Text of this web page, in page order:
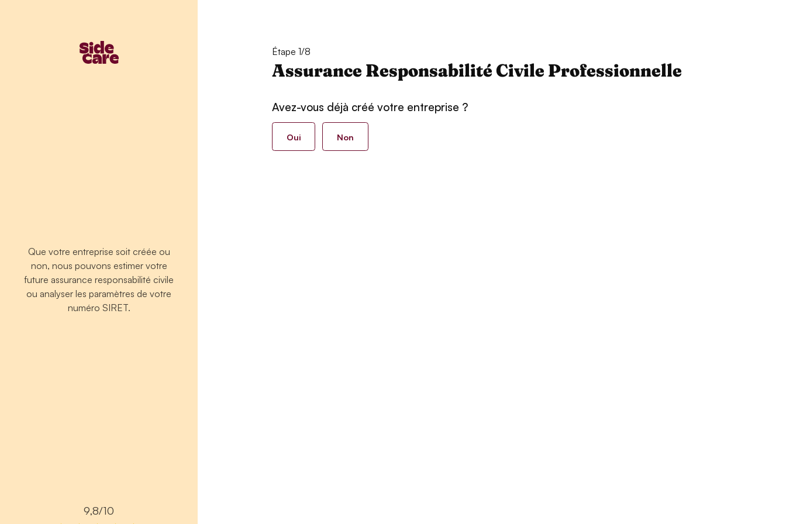
Que votre entreprise soit créée ou
non, nous pouvons estimer votre
future assurance responsabilité civile
ou analyser les paramètres de votre
numéro SIRET.
9,8/10
Étape 1/8
Assurance Responsabilité Civile Professionnelle
Avez-vous déjà créé votre entreprise ?
Oui Non